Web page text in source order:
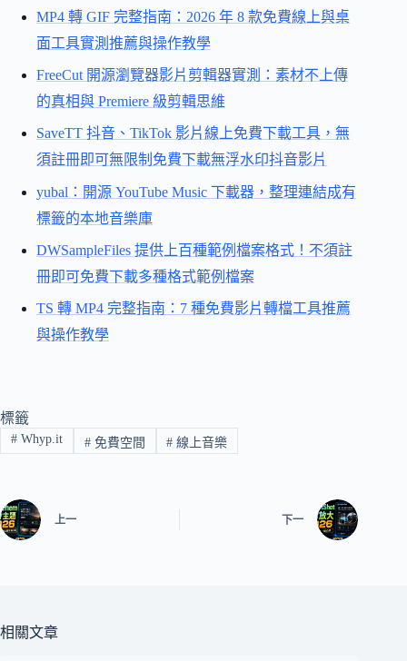
MP4 轉 GIF 完整指南：2026 年 8 款免費線上與桌
面工具實測推薦與操作教學
FreeCut 開源瀏覽器影片剪輯器實測：素材不上傳
的真相與 Premiere 級剪輯思維
SaveTT 抖音、TikTok 影片線上免費下載工具，無
須註冊即可無限制免費下載無浮水印抖音影片
yubal：開源 YouTube Music 下載器，整理連結成有
標籤的本地音樂庫
DWSampleFiles 提供上百種範例檔案格式！不須註
冊即可免費下載多種格式範例檔案
TS 轉 MP4 完整指南：7 種免費影片轉檔工具推薦
與操作教學
標籤
#Whyp.it #免費空間 # 線上音樂
上一 下一
相關文章